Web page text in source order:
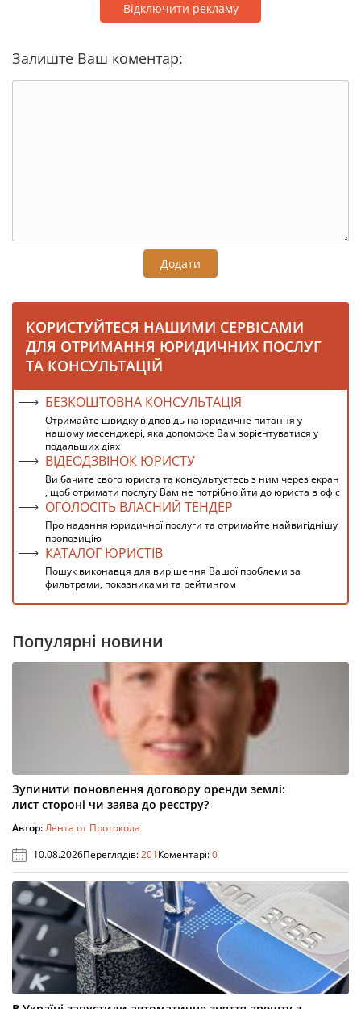
Відключити рекламу
Залиште Ваш коментар:
Додати
КОРИСТУЙТЕСЯ НАШИМИ СЕРВІСАМИ
ДЛЯ ОТРИМАННЯ ЮРИДИЧНИХ ПОСЛУГ
ТА КОНСУЛЬТАЦІЙ
БЕЗКОШТОВНА КОНСУЛЬТАЦІЯ
Отримайте швидку відповідь на юридичне питання у
нашому месенджері, яка допоможе Вам зорієнтуватися у
подальших діях
ВІДЕОДЗВІНОК ЮРИСТУ
Ви бачите свого юриста та консультуєтесь з ним через екран
, щоб отримати послугу Вам не потрібно йти до юриста в офіс
ОГОЛОСІТЬ ВЛАСНИЙ ТЕНДЕР
Про надання юридичної послуги та отримайте найвигіднішу
пропозицію
КАТАЛОГ ЮРИСТІВ
Пошук виконавця для вирішення Вашої проблеми за
фильтрами, показниками та рейтингом
Популярні новини
Зупинити поновлення договору оренди землі:
лист стороні чи заява до реєстру?
Автор:Лента от Протокола
10.08.2026Переглядів:201Коментарі:0